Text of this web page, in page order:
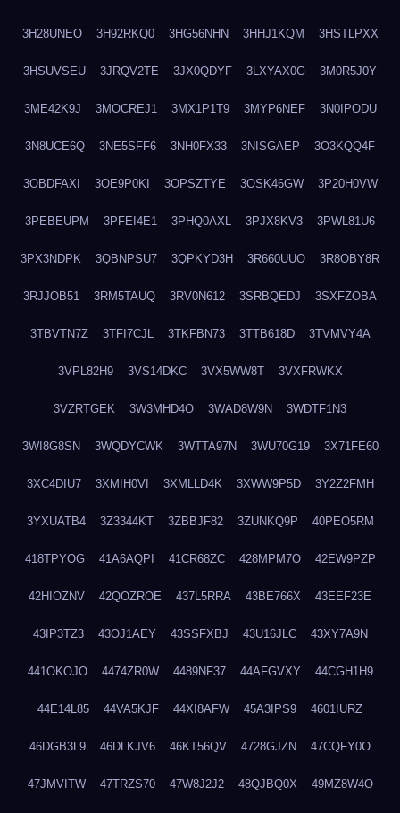
3H28UNEO 3H92RKQ0 3HG56NHN 3HHJ1KQM 3HSTLPXX
3HSUVSEU 3JRQV2TE 3JX0QDYF 3LXYAX0G 3M0R5J0Y
3ME42K9J 3MOCREJ1 3MX1P1T9 3MYP6NEF 3N0IPODU
3N8UCE6Q 3NE5SFF6 3NH0FX33 3NISGAEP 3O3KQQ4F
3OBDFAXI 3OE9P0KI 3OPSZTYE 3OSK46GW 3P20H0VW
3PEBEUPM 3PFEI4E1 3PHQ0AXL 3PJX8KV3 3PWL81U6
3PX3NDPK 3QBNPSU7 3QPKYD3H 3R660UUO 3R8OBY8R
3RJJOB51 3RM5TAUQ 3RV0N612 3SRBQEDJ 3SXFZOBA
3TBVTN7Z 3TFI7CJL 3TKFBN73 3TTB618D 3TVMVY4A
3VPL82H9 3VS14DKC 3VX5WW8T 3VXFRWKX
3VZRTGEK 3W3MHD4O 3WAD8W9N 3WDTF1N3
3WI8G8SN 3WQDYCWK 3WTTA97N 3WU70G19 3X71FE60
3XC4DIU7 3XMIH0VI 3XMLLD4K 3XWW9P5D 3Y2Z2FMH
3YXUATB4 3Z3344KT 3ZBBJF82 3ZUNKQ9P 40PEO5RM
418TPYOG 41A6AQPI 41CR68ZC 428MPM7O 42EW9PZP
42HIOZNV 42QOZROE 437L5RRA 43BE766X 43EEF23E
43IP3TZ3 43OJ1AEY 43SSFXBJ 43U16JLC 43XY7A9N
441OKOJO 4474ZR0W 4489NF37 44AFGVXY 44CGH1H9
44E14L85 44VA5KJF 44XI8AFW 45A3IPS9 4601IURZ
46DGB3L9 46DLKJV6 46KT56QV 4728GJZN 47CQFY0O
47JMVITW 47TRZS70 47W8J2J2 48QJBQ0X 49MZ8W4O